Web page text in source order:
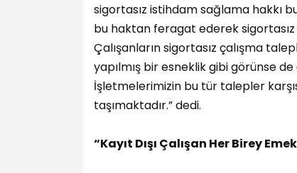
sigortasız istihdam sağlama hakkı
bu haktan feragat ederek
Çalışanların sigortasız çalışma
yapılmış bir esneklik gibi görünse
İşletmelerimizin bu tür talepler
taşımaktadır.” dedi.
“Kayıt Dışı Çalışan Her Birey